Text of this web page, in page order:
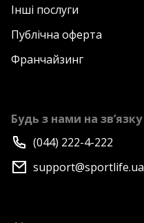
Інші послуги
Публічна оферта
Франчайзинг
Будь з нами на зв’язку
(044) 222-4-222
support@sportlife.ua